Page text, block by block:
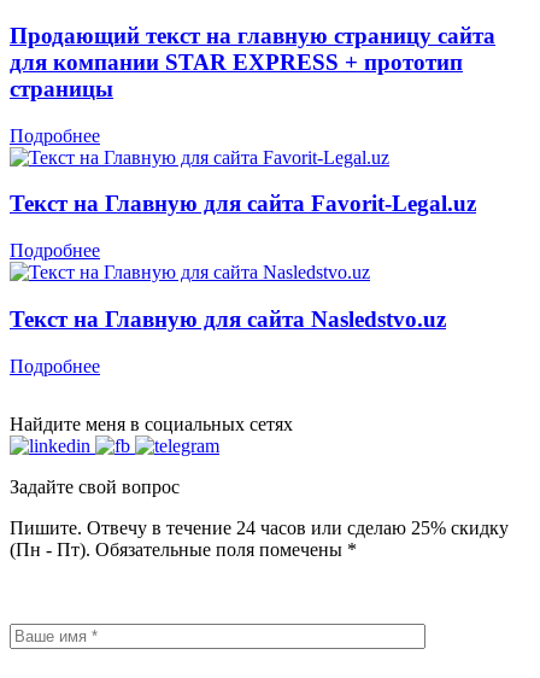
Продающий текст на главную страницу сайта
для компании STAR EXPRESS + прототип
страницы
Подробнее
Текст на Главную для сайта Favorit-Legal.uz
Подробнее
Текст на Главную для сайта Nasledstvo.uz
Подробнее
Найдите меня в социальных сетях
Задайте свой вопрос
Пишите. Отвечу в течение 24 часов или сделаю 25% скидку
(Пн - Пт). Обязательные поля помечены *